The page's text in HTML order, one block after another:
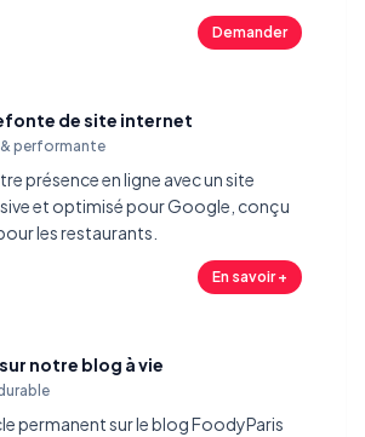
Demander
de site internet
performante
présence en ligne avec un site
et optimisé pour Google, conçu
les restaurants.
En savoir +
notre blog à vie
permanent sur le blog FoodyParis